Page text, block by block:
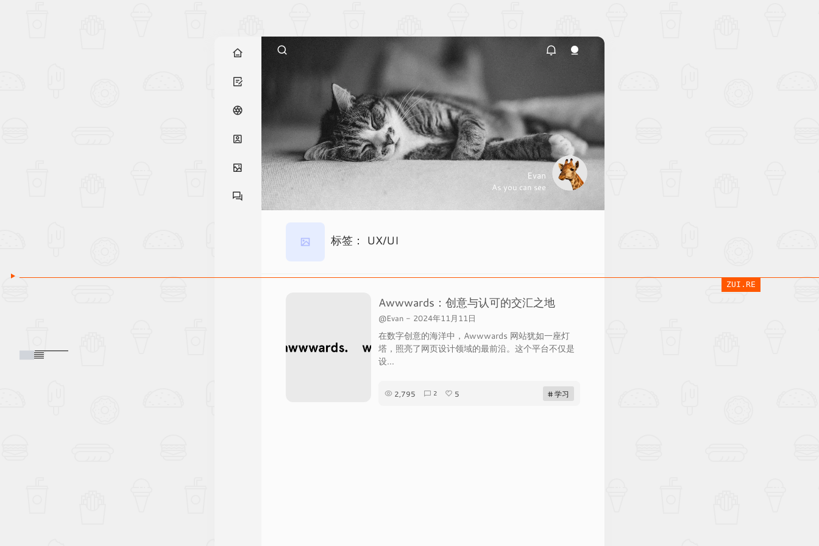
Evan
As you can see
标签： UX/UI
Awwwards：创意与认可的交汇之地
@Evan- 2024年11月11日
在数字创意的海洋中，Awwwards 网站犹如一座灯
塔，照亮了网页设计领域的最前沿。这个平台不仅是
设...
2,795 2 5 # 学习
ZUI.RE